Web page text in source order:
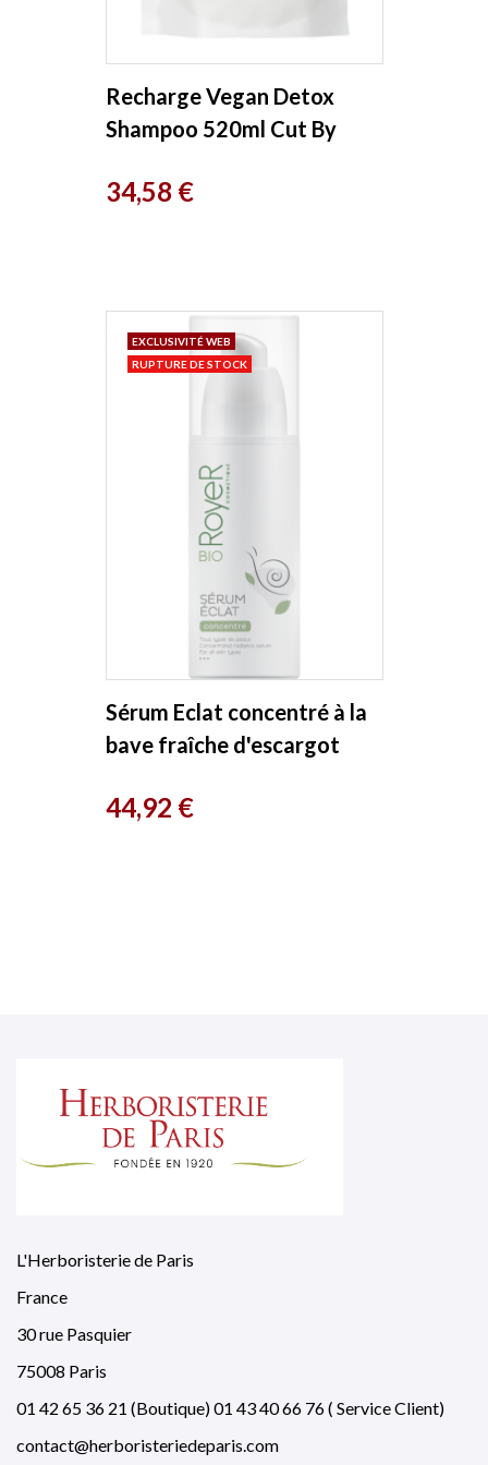
Recharge Vegan Detox
Shampoo 520ml Cut By
Prix
34,58 €
Sérum Eclat concentré à la
bave fraîche d'escargot
Prix
44,92 €
EXCLUSIVITÉ WEB
RUPTURE DE STOCK
L'Herboristerie de Paris
France
30 rue Pasquier
75008 Paris
01 42 65 36 21 (Boutique) 01 43 40 66 76 ( Service Client)
contact@herboristeriedeparis.com